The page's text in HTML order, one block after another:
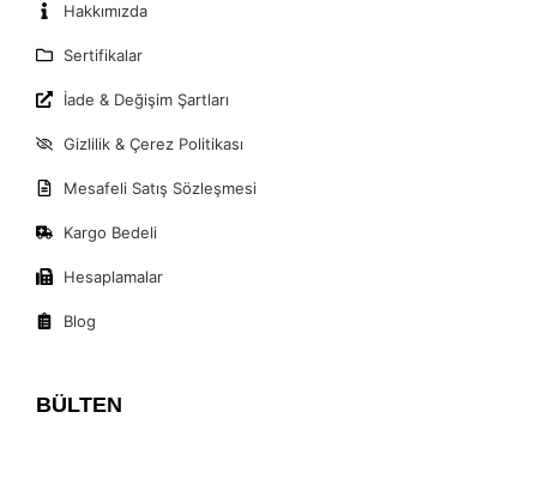
Hakkımızda
Sertifikalar
İade & Değişim Şartları
Gizlilik & Çerez Politikası
Mesafeli Satış Sözleşmesi
Kargo Bedeli
Hesaplamalar
Blog
BÜLTEN